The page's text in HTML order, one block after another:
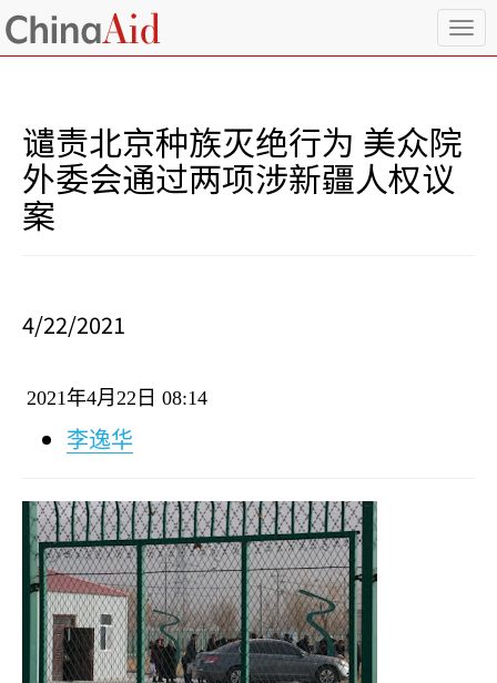
T
o
e
n
谴责北京种族灭绝行为 美众院
外委会通过两项涉新疆人权议
案
4/22/2021
2021年4月 22 日 08:14
李逸华